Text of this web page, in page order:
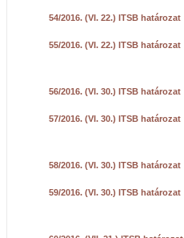
54/2016. (VI. 22.) ITSB határozat
55/2016. (VI. 22.) ITSB határozat
56/2016. (VI. 30.) ITSB határozat
57/2016. (VI. 30.) ITSB határozat
58/2016. (VI. 30.) ITSB határozat
59/2016. (VI. 30.) ITSB határozat